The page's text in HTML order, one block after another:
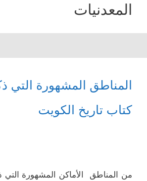
المعدنيات
المناطق المشهورة
كتاب تاريخ الكويت
من المناطق الأماكن المشهورة التي